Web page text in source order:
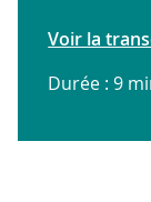
Voir la
Durée : 9